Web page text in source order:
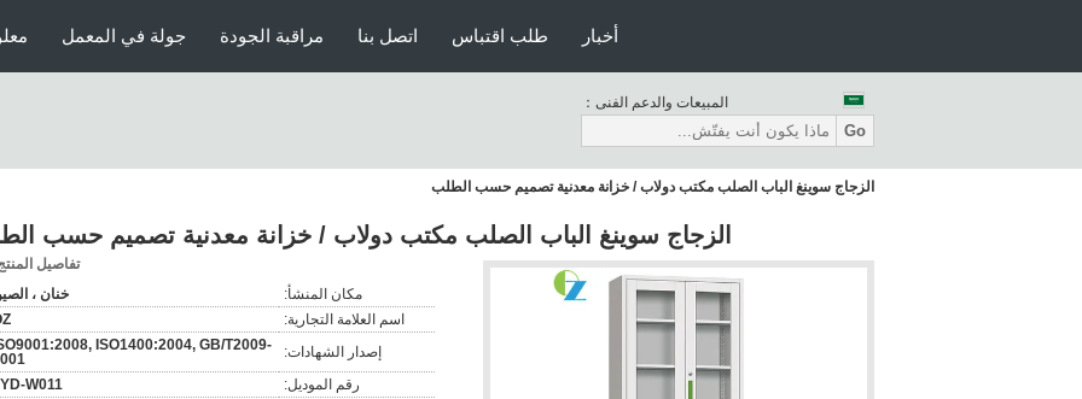
جولة في المعمل مراقبة الجودة اتصل بنا طلب اقتباس أخبار
المبيعات والدعم الفنى：
Go
الزجاج سوينغ الباب الصلب مكتب دولاب / خزانة معدنية تصميم حسب الطلب
الزجاج سوينغ الباب الصلب مكتب دولاب / خزانة معدنية تصميم حسب
تفاصيل
مكان المنشأ:
خنان ،
اسم العلامة التجارية:
إصدار الشهادات:
ISO1400:2004, GB/T2009-
رقم الموديل:
W011